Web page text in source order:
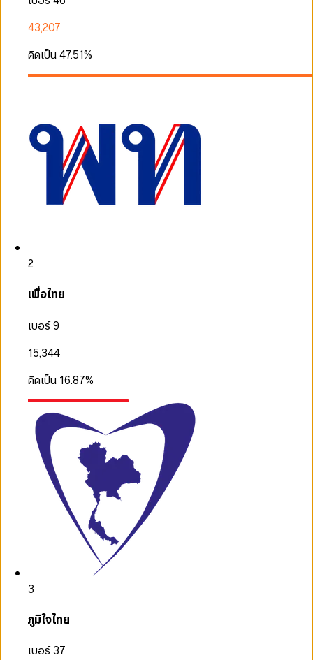
43,207
คิดเป็น47.51%
2
เพื่อไทย
เบอร์ 9
15,344
คิดเป็น 16.87%
3
ภูมิใจไทย
เบอร์ 37